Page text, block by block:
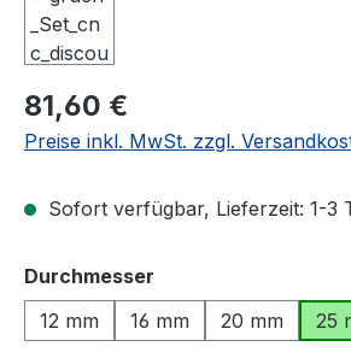
Regulärer Preis:
81,60 €
Preise inkl. MwSt. zzgl.
Sofort verfügbar, Lieferzeit: 1-3
Durchmesser
12 mm
16 mm 20 mm 25